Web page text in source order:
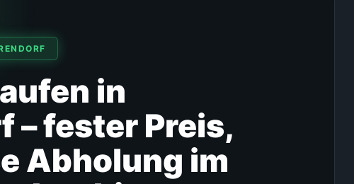
in
– fester Preis,
Abholung im